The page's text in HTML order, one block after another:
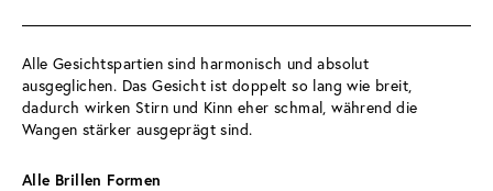
Alle Gesichtspartien sind harmonisch und absolut
ausgeglichen. Das Gesicht ist doppelt so lang wie breit,
dadurch wirken Stirn und Kinn eher schmal, während die
Wangen stärker ausgeprägt sind.
Alle Brillen Formen